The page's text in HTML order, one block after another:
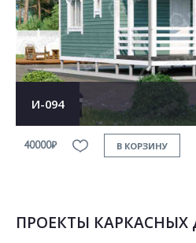
И-094
40000₽ В КОРЗИНУ
ПРОЕКТЫ